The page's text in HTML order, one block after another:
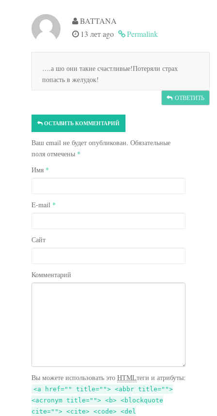
BATTANA
13 лет ago
Permalink
….а шо они такие счастливые!Потеряли страх
попасть в желудок!
ОТВЕТИТЬ
ОСТАВИТЬ КОММЕНТАРИЙ
Ваш email не будет опубликован. Обязательные
поля отмечены *
Имя *
E-mail *
Сайт
Комментарий
Вы можете использовать это HTMLтеги и атрибуты:
<a href="" title=""> <abbr title="">
<acronym title=""> <b> <blockquote
cite=""> <cite> <code> <del